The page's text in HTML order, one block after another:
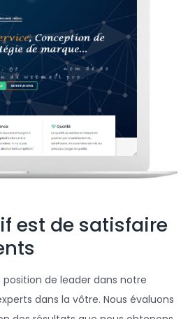
est de satisfaire
de leader dans notre
dans la vôtre. Nous évaluons